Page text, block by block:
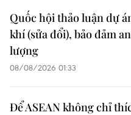
Quốc hội thảo luận dự
khí (sửa đổi), bảo đảm
lượng
08/08/2026 01:33
Để ASEAN không chỉ